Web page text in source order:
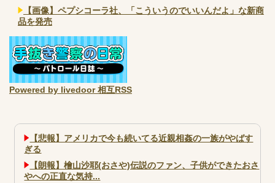
【画像】ペプシコーラ社、「こういうのでいいんだよ」な新商
品を発売
Powered by livedoor 相互RSS
【悲報】アメリカで今も続いてる近親相姦の一族がやばす
ぎる
【朗報】檜山沙耶(おさや)伝説のファン、子供ができたおさ
やへの正直な気持...